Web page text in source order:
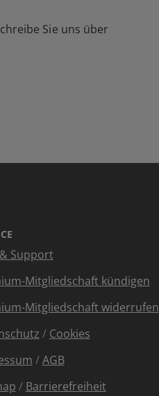
Sie uns über
Support
Mitgliedschaft kündigen
Mitgliedschaft widerrufen
/ Cookies
/AGB
/ Barrierefreiheit